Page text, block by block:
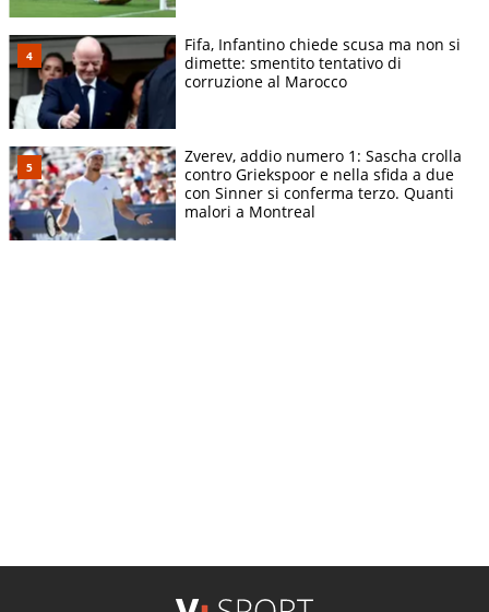
Fifa, Infantino chiede scusa ma non si
dimette: smentito tentativo di
corruzione al Marocco
Zverev, addio numero 1: Sascha crolla
contro Griekspoor e nella sfida a due
con Sinner si conferma terzo. Quanti
malori a Montreal